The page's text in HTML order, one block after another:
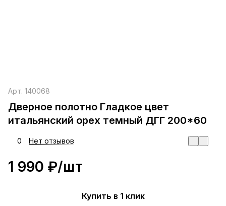
Арт. 140068
Дверное полотно Гладкое цвет
итальянский орех темный ДГГ 200*60
0 Нет отзывов
1 990 ₽/шт
Купить в 1 клик